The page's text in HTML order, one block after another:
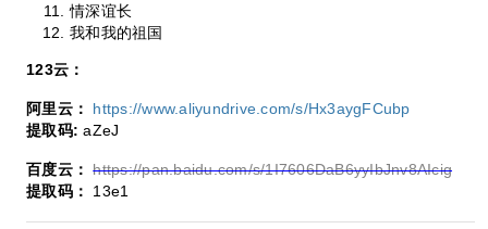
情深谊长
我和我的祖国
123云：
阿里云： https://www.aliyundrive.com/s/Hx3aygFCubp
提取码:aZeJ
百度云：https://pan.baidu.com/s/1I7606DaB6yyIbJnv8AIcig
提取码： 13e1